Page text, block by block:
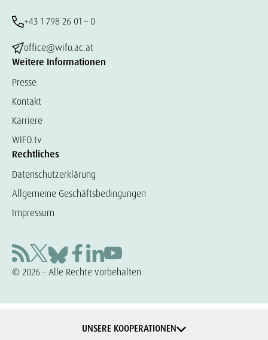
+43 1 798 26 01 – 0
office@wifo.ac.at
Weitere Informationen
Presse
Kontakt
Karriere
WIFO.tv
Rechtliches
Datenschutzerklärung
Allgemeine Geschäftsbedingungen
Impressum
© 2026 – Alle Rechte vorbehalten
UNSERE KOOPERATIONEN